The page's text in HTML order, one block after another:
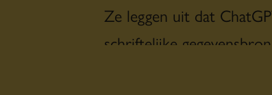
Ze leggen uit dat
schriftelijke